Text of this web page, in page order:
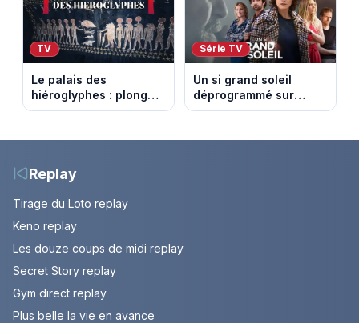
TV
Le palais des
hiéroglyphes : plongez
dans la tombe
les archéologues
Série TV
Un si grand soleil
déprogrammé sur
France 3 : cinq
diffusés le 13 août
Replay
Tirage du Loto replay
Keno replay
Les douze coups de midi replay
Secret Story replay
Gym direct replay
Plus belle la vie en avance